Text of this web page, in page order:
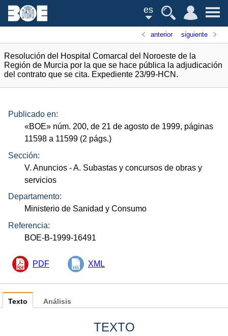
es
anterior siguiente
Resolución del Hospital Comarcal del Noroeste de la
Región de Murcia por la que se hace pública la adjudicación
del contrato que se cita. Expediente 23/99-HCN.
Publicado en:
«BOE» núm. 200, de 21 de agosto de 1999, páginas
11598 a 11599 (2 págs.)
Sección:
V. Anuncios - A. Subastas y concursos de obras y
servicios
Departamento:
Ministerio de Sanidad y Consumo
Referencia:
BOE-B-1999-16491
PDF XML
Texto
TEXTO
Análisis